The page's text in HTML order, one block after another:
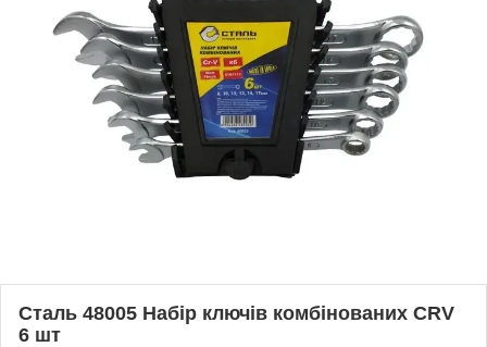
Сталь 48005 Набір ключів комбінованих CRV
6 шт